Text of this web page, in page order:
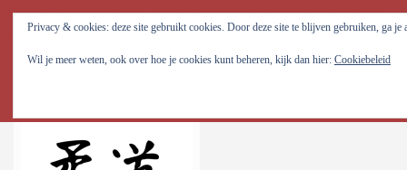
Judo Ryu Ichidai Nijmegen - Alle potentiële krachten in jezelf optimaal tot
ontwikkeling brengen!
Privacy & cookies: deze site gebruikt cookies. Door deze site te blijven gebruiken, ga
Wil je meer weten, ook over hoe je cookies kunt beheren, kijk dan hier: Cookiebeleid